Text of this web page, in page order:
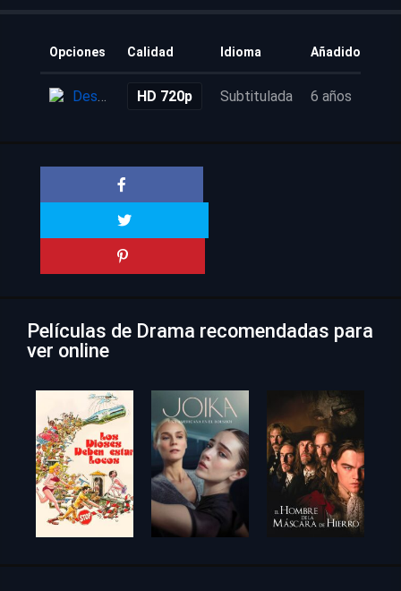
Opciones Calidad Idioma Añadido
Descarga HD 720p Subtitulada 6 años
Películas de Drama recomendadas para
ver online